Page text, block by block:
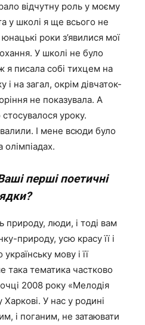
відчутну роль у моєму
у школі я ще всього не
роки з’явилися мої
У школі не було
я писала собі тихцем на
і на загал, окрім дівчаток-
не показувала. А
уроку.
І мене всюди було
перші поетичні
люди, і тоді вам
природу, усю красу її і
мову і її
така тематика частково
2008 року «Мелодія
У нас у родині
і поганим, не затаювати